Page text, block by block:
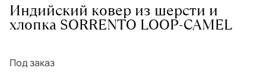
Индийский ковер из шерсти и
хлопка SORRENTO LOOP-CAMEL
Под заказ